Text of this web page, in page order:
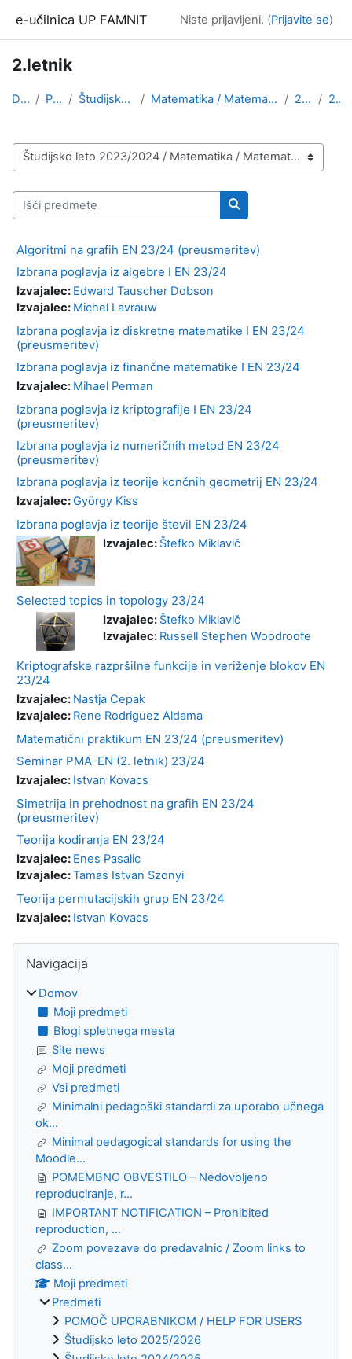
e-učilnica UP FAMNIT Niste prijavljeni. (Prijavite se)
2.letnik
Domov Predmeti Študijsko leto 2023/2024 Matematika / Matematične znanosti, angleška izvedb... 2.stopnja 2.letnik
Kategorije predmetov
Išči predmete
Išči predmete
Algoritmi na grafih EN 23/24 (preusmeritev)
Izbrana poglavja iz algebre I EN 23/24
Izvajalec: Edward Tauscher Dobson
Izvajalec: Michel Lavrauw
Izbrana poglavja iz diskretne matematike I EN 23/24
(preusmeritev)
Izbrana poglavja iz finančne matematike I EN 23/24
Izvajalec: Mihael Perman
Izbrana poglavja iz kriptografije I EN 23/24
(preusmeritev)
Izbrana poglavja iz numeričnih metod EN 23/24
(preusmeritev)
Izbrana poglavja iz teorije končnih geometrij EN 23/24
Izvajalec:György Kiss
Izbrana poglavja iz teorije števil EN 23/24
Izvajalec: Štefko Miklavič
Selected topics in topology 23/24
Izvajalec: Štefko Miklavič
Izvajalec: Russell Stephen Woodroofe
Kriptografske razpršilne funkcije in veriženje blokov EN
23/24
Izvajalec: Nastja Cepak
Izvajalec: Rene Rodriguez Aldama
Matematični praktikum EN 23/24 (preusmeritev)
Seminar PMA-EN (2. letnik) 23/24
Izvajalec: Istvan Kovacs
Simetrija in prehodnost na grafih EN 23/24
(preusmeritev)
Teorija kodiranja EN 23/24
Izvajalec: Enes Pasalic
Izvajalec:Tamas Istvan Szonyi
Teorija permutacijskih grup EN 23/24
Izvajalec: Istvan Kovacs
Navigacija
Domov
Moji predmeti
Blogi spletnega mesta
Site news
Moji predmeti
Vsi predmeti
Minimalni pedagoški standardi za uporabo učnega
ok...
Minimal pedagogical standards for using the
Moodle...
POMEMBNO OBVESTILO – Nedovoljeno
reproduciranje, r...
IMPORTANT NOTIFICATION – Prohibited
reproduction, ...
Zoom povezave do predavalnic / Zoom links to
class...
Moji predmeti
Predmeti
POMOČ UPORABNIKOM / HELP FOR USERS
Študijsko leto 2025/2026